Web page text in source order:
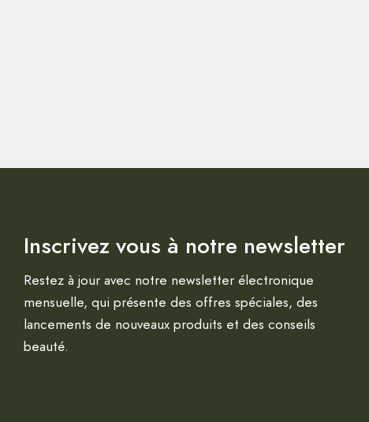
Inscrivez vous à notre newsletter
Restez à jour avec notre newsletter électronique
mensuelle, qui présente des offres spéciales, des
lancements de nouveaux produits et des conseils
beauté.